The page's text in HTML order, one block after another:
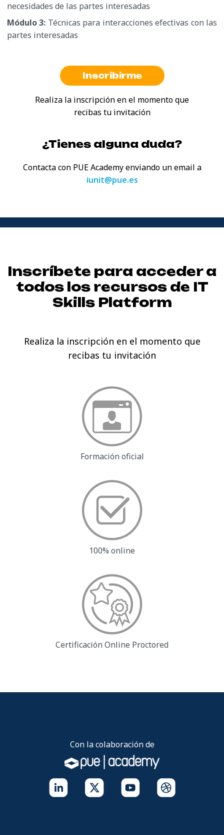
necesidades de las partes interesadas
Módulo 3: Técnicas para interacciones efectivas con las
partes interesadas
Inscribirme
Realiza la inscripción en el momento que
recibas tu invitación
¿Tienes alguna duda?
Contacta con PUE Academy enviando un email a
iunit@pue.es
Inscríbete para acceder a
todos los recursos de IT
Skills Platform
Realiza la inscripción en el momento que
recibas tu invitación
Formación oficial
100% online
Certificación Online Proctored
Con la colaboración de